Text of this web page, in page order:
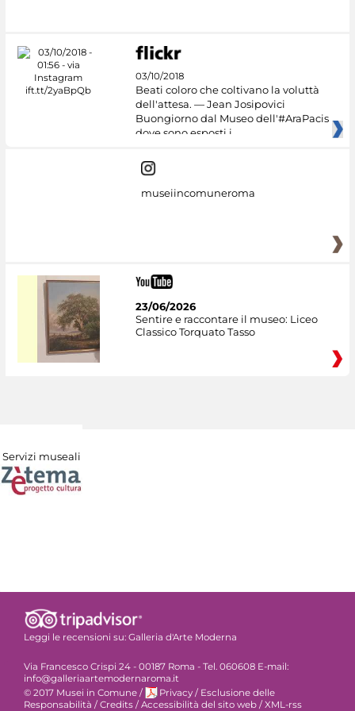
03/10/2018
Beati coloro che coltivano la voluttà
dell'attesa. — Jean Josipovici
Buongiorno dal Museo dell'#AraPacis
dove sono esposti i
museiincomuneroma
23/06/2026
Sentire e raccontare il museo: Liceo
Classico Torquato Tasso
Servizi museali
Leggi le recensioni su: Galleria d'Arte Moderna
Via Francesco Crispi 24 - 00187 Roma - Tel. 060608 E-mail:
info@galleriaartemodernaroma.it
© 2017 Musei in Comune / Privacy / Esclusione delle
Responsabilità / Credits / Accessibilità del sito web / XML-rss